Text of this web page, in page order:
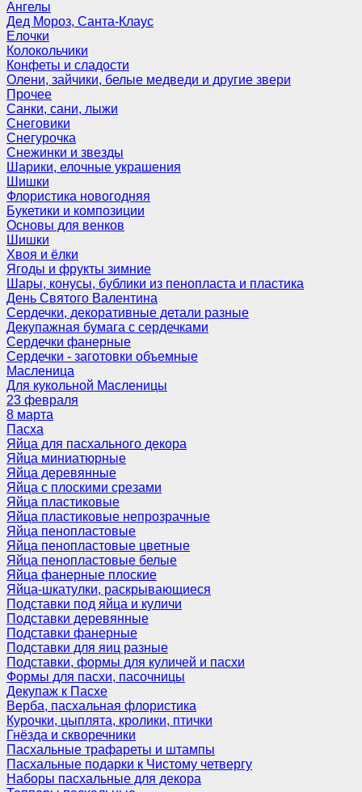
Ангелы
Дед Мороз, Санта-Клаус
Елочки
Колокольчики
Конфеты и сладости
Олени, зайчики, белые медведи и другие звери
Прочее
Санки, сани, лыжи
Снеговики
Снегурочка
Снежинки и звезды
Шарики, елочные украшения
Шишки
Флористика новогодняя
Букетики и композиции
Основы для венков
Шишки
Хвоя и ёлки
Ягоды и фрукты зимние
Шары, конусы, бублики из пенопласта и пластика
День Святого Валентина
Сердечки, декоративные детали разные
Декупажная бумага с сердечками
Сердечки фанерные
Сердечки - заготовки объемные
Масленица
Для кукольной Масленицы
23 февраля
8 марта
Пасха
Яйца для пасхального декора
Яйца миниатюрные
Яйца деревянные
Яйца с плоскими срезами
Яйца пластиковые
Яйца пластиковые непрозрачные
Яйца пенопластовые
Яйца пенопластовые цветные
Яйца пенопластовые белые
Яйца фанерные плоские
Яйца-шкатулки, раскрывающиеся
Подставки под яйца и куличи
Подставки деревянные
Подставки фанерные
Подставки для яиц разные
Подставки, формы для куличей и пасхи
Формы для пасхи, пасочницы
Декупаж к Пасхе
Верба, пасхальная флористика
Курочки, цыплята, кролики, птички
Гнёзда и скворечники
Пасхальные трафареты и штампы
Пасхальные подарки к Чистому четвергу
Наборы пасхальные для декора